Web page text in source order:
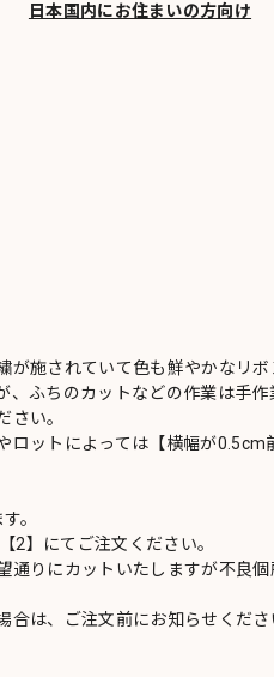
日本国内にお住まいの方向け
施されていて色も鮮やかなリボ
、ふちのカットなどの作業は手
さい。
ロットによっては【横幅が0.5cm
。
2】にてご注文ください。
通りにカットいたしますが不良
合は、ご注文前にお知らせくだ